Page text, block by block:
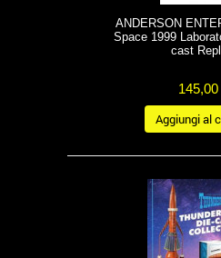
ANDERSON
Space 1999
cast
145,00
Aggiungi al